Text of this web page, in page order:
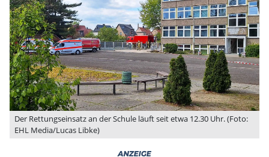
Der Rettungseinsatz an der Schule läuft seit etwa 12.30 Uhr. (Foto:
EHL Media/Lucas Libke)